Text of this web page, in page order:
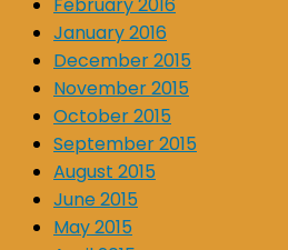
February 2016
January 2016
December 2015
November 2015
October 2015
September 2015
August 2015
June 2015
May 2015